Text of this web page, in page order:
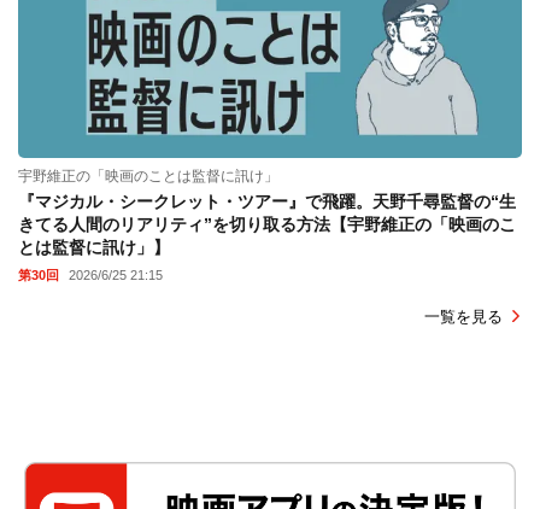
宇野維正の「映画のことは監督に訊け」
『マジカル・シークレット・ツアー』で飛躍。天野千尋監督の“生
きてる人間のリアリティ”を切り取る方法【宇野維正の「映画のこ
とは監督に訊け」】
第30回 2026/6/25 21:15
一覧を見る